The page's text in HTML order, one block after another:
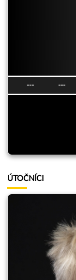
--- ---
ÚTOČNÍCI